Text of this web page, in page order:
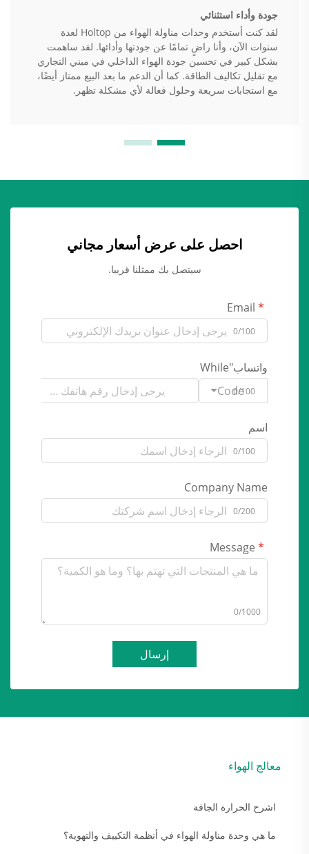
جودة وأداء استثنائي
لقد كنت أستخدم وحدات مناولة الهواء من Holtop لعدة
سنوات الآن، وأنا راضٍ تمامًا عن جودتها وأدائها. لقد ساهمت
بشكل كبير في تحسين جودة الهواء الداخلي في مبني التجاري
مع تقليل تكاليف الطاقة. كما أن الدعم ما بعد البيع ممتاز أيضًا،
مع استجابات سريعة وحلول فعالة لأي مشكلة تظهر.
احصل على عرض أسعار مجاني
سيتصل بك ممثلنا قريبا.
0/100
واتساب"While
Code0/100
اسم
0/100
Company Name
0/200
0/1000
إرسال
معالج الهواء
اشرح الحرارة الجافة
ما هي وحدة مناولة الهواء في أنظمة التكييف والتهوية؟